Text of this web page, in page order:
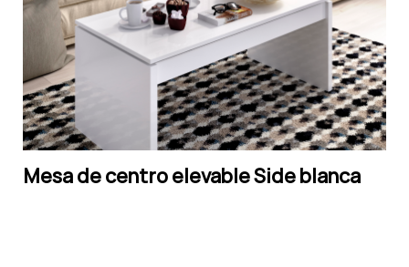
Mesa de centro elevable Side blanca
LEER MÁS